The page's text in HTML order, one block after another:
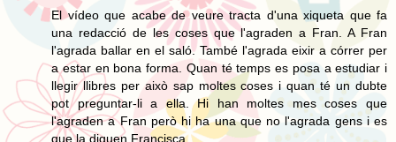
El vídeo que acabe de veure tracta d'una xiqueta que fa
una redacció de les coses que l'agraden a Fran. A Fran
l'agrada ballar en el saló. També l'agrada eixir a córrer per
a estar en bona forma. Quan té temps es posa a estudiar i
llegir llibres per això sap moltes coses i quan té un dubte
pot preguntar-li a ella. Hi han moltes mes coses que
l'agraden a Fran però hi ha una que no l'agrada gens i es
que la diguen Francisca.